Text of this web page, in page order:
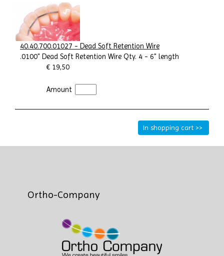
40.40.700.01027 - Dead Soft Retention Wire
.0100" Dead Soft Retention Wire Qty. 4 - 6" length
€ 19,50
Amount
Ortho-Company